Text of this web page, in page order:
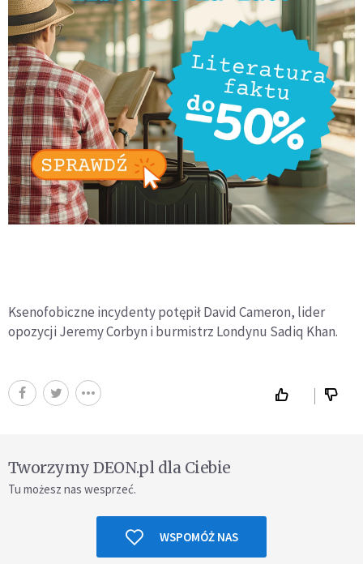
Ksenofobiczne incydenty potępił David Cameron, lider
opozycji Jeremy Corbyn i burmistrz Londynu Sadiq Khan.
Tworzymy DEON.pl dla Ciebie
Tu możesz nas wesprzeć.
WSPOMÓŻ NAS